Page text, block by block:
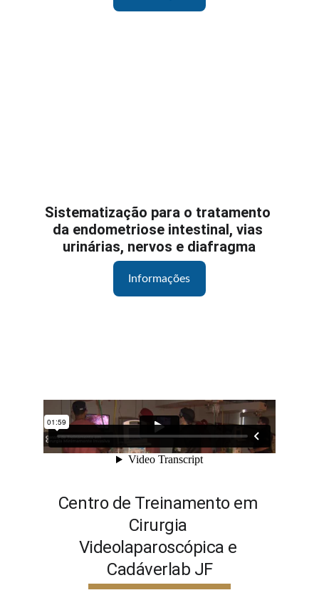
Sistematização para o tratamento
da endometriose intestinal, vias
urinárias, nervos e diafragma
Informações
Centro de Treinamento em
Cirurgia
Videolaparoscópica e
Cadáverlab JF